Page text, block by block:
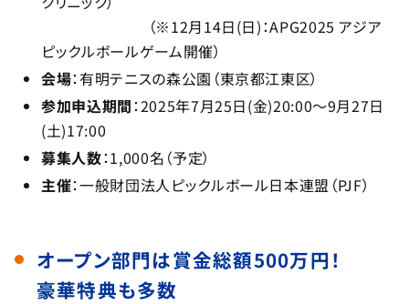
（※12月14日(日)：APG2025 アジア
ピックルボールゲーム開催）
会場：有明テニスの森公園（東京都江東区）
参加申込期間：2025年7月25日(金)20:00〜9月27日
(土)17:00
募集人数：1,000名（予定）
主催：一般財団法人ピックルボール日本連盟（PJF）
オープン部門は賞金総額500万円！
豪華特典も多数